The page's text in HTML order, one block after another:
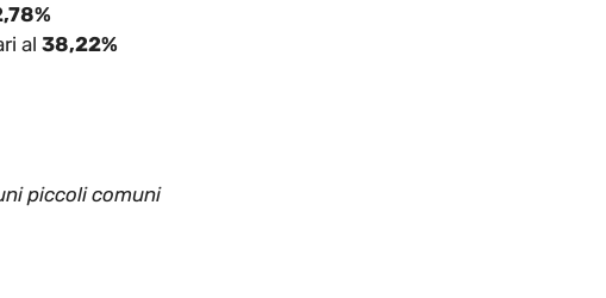
al 38,22%
piccoli comuni